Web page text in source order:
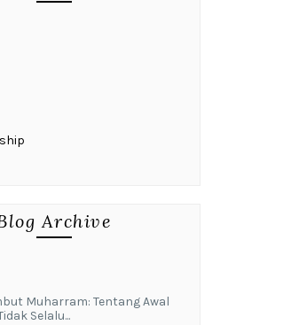
Archive
Muharram: Tentang Awal
Selalu...